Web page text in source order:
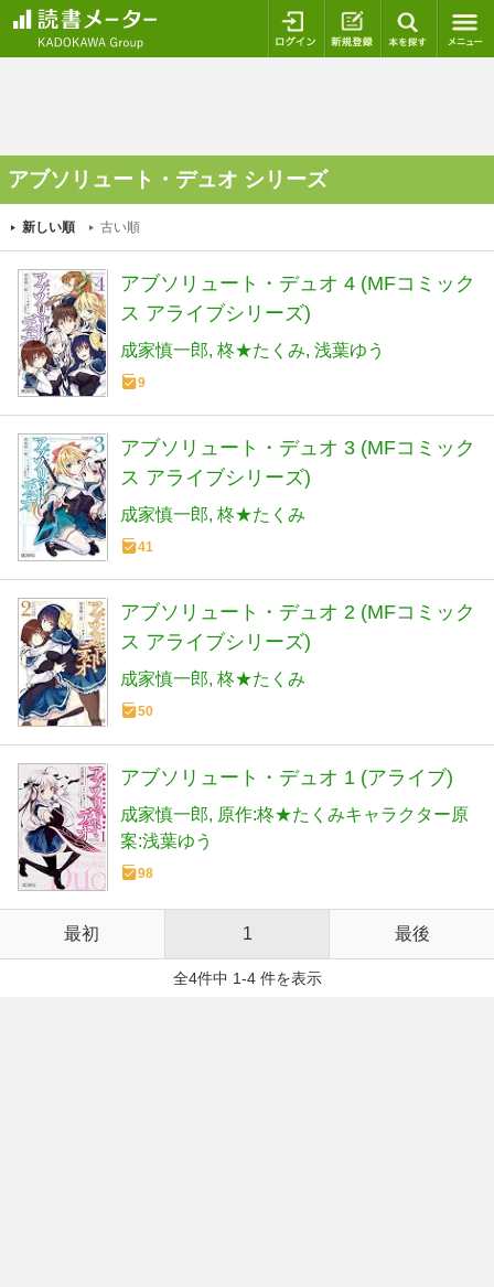
ログイン 新規登録
アブソリュート・デュオ シリーズ
新しい順 古い順
アブソリュート・デュオ 4 (MFコミック
ス アライブシリーズ)
成家慎一郎 柊★たくみ 浅葉ゆう
9
アブソリュート・デュオ 3 (MFコミック
ス アライブシリーズ)
成家慎一郎 柊★たくみ
41
アブソリュート・デュオ 2 (MFコミック
ス アライブシリーズ)
成家慎一郎 柊★たくみ
50
アブソリュート・デュオ 1 (アライブ)
成家慎一郎
原作:柊★たくみキャラクター原
案:浅葉ゆう
98
最初 1 最後
全4件中 1-4 件を表示